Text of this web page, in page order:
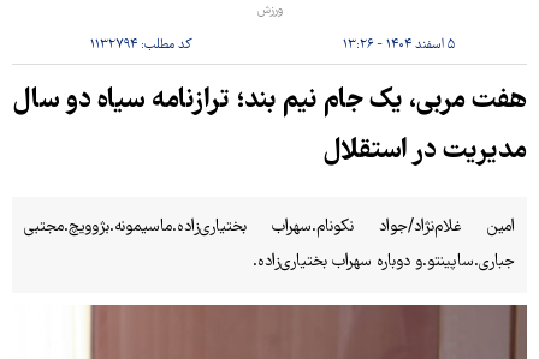
ورزش
۵ اسفند ۱۴۰۴ - ۱۳:۲۶ کد مطلب:۱۱۳۲۷۹۴
هفت مربی، یک جام نیم بند؛ ترازنامه‌ سیاه دو سال
مدیریت در استقلال
امین غلام‌نژاد/جواد نکونام.سهراب بختیاری‌زاده.ماسیمونه.بژوویچ.مجتبی
جباری.ساپینتو.و دوباره سهراب بختیاری‌زاده.